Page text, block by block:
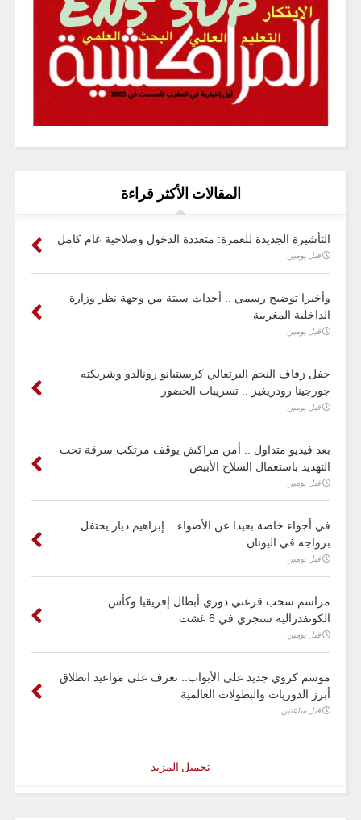
المقالات الأكثر قراءة
التأشيرة الجديدة للعمرة: متعددة الدخول وصلاحية عام كامل
قبل يومين
وأخيرا توضيح رسمي .. أحداث سبتة من وجهة نظر وزارة
الداخلية المغربية
قبل يومين
حفل زفاف النجم البرتغالي كريستيانو رونالدو وشريكته
جورجينا رودريغيز .. تسريبات الحضور
قبل يومين
بعد فيديو متداول .. أمن مراكش يوقف مرتكب سرقة تحت
التهديد باستعمال السلاح الأبيض
قبل يومين
في أجواء خاصة بعيدا عن الأضواء .. إبراهيم دياز يحتفل
بزواجه في اليونان
قبل يومين
مراسم سحب قرعتي دوري أبطال إفريقيا وكأس
الكونفدرالية ستجري في 6 غشت
قبل يومين
موسم كروي جديد على الأبواب.. تعرف على مواعيد انطلاق
أبرز الدوريات والبطولات العالمية
قبل ساعتين
تحميل المزيد